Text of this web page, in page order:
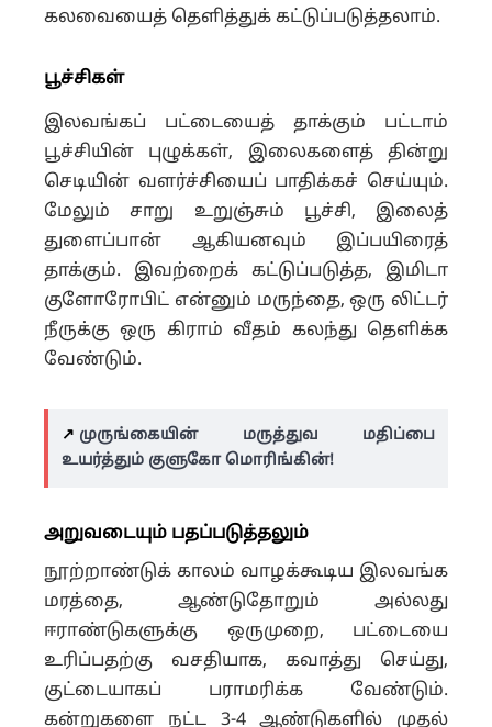
கலவையைத் தெளித்துக் கட்டுப்படுத்தலாம்.
பூச்சிகள்
இலவங்கப் பட்டையைத் தாக்கும் பட்டாம்
பூச்சியின் புழுக்கள், இலைகளைத் தின்று
செடியின் வளர்ச்சியைப் பாதிக்கச் செய்யும்.
மேலும் சாறு உறுஞ்சும் பூச்சி, இலைத்
துளைப்பான் ஆகியனவும் இப்பயிரைத்
தாக்கும். இவற்றைக் கட்டுப்படுத்த, இமிடா
குளோரோபிட் என்னும் மருந்தை, ஒரு லிட்டர்
நீருக்கு ஒரு கிராம் வீதம் கலந்து தெளிக்க
வேண்டும்.
↗️ முருங்கையின் மருத்துவ மதிப்பை
உயர்த்தும் குளுகோ மொரிங்கின்!
அறுவடையும் பதப்படுத்தலும்
நூற்றாண்டுக் காலம் வாழக்கூடிய இலவங்க
மரத்தை, ஆண்டுதோறும் அல்லது
ஈராண்டுகளுக்கு ஒருமுறை, பட்டையை
உரிப்பதற்கு வசதியாக, கவாத்து செய்து,
குட்டையாகப் பராமரிக்க வேண்டும்.
கன்றுகளை நட்ட 3-4 ஆண்டுகளில் முதல்